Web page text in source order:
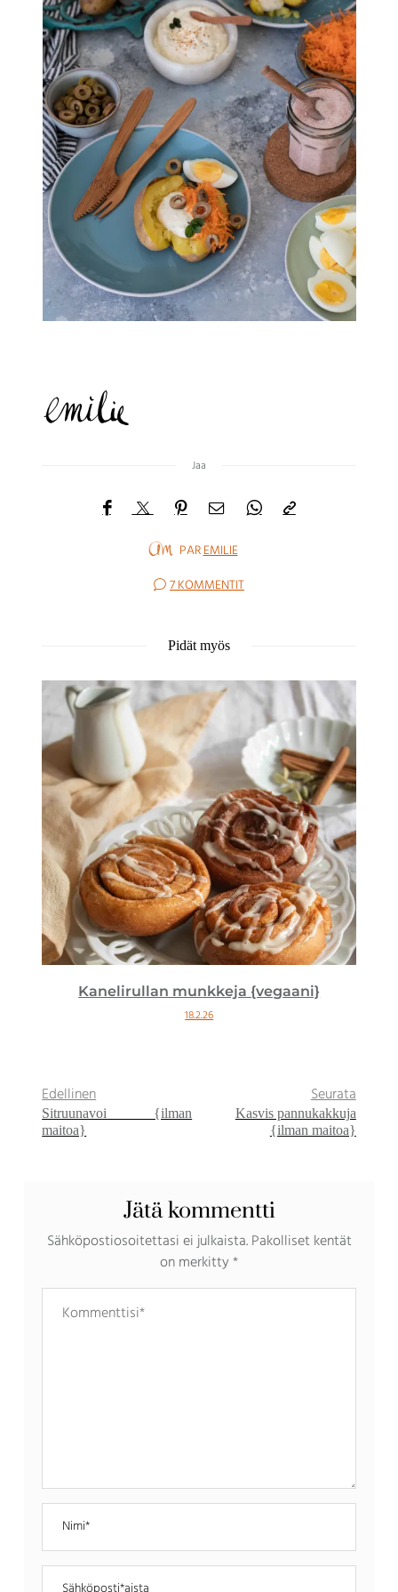
Jaa
PAREMILIE
7 KOMMENTIT
Pidät myös
Kanelirullan munkkeja {vegaani}
18.2.26
Edellinen
Sitruunavoi {ilman
maitoa}
Seurata
Kasvis pannukakkuja
{ilman maitoa}
Jätä kommentti
Sähköpostiosoitettasi ei julkaista. Pakolliset kentät
on merkitty*